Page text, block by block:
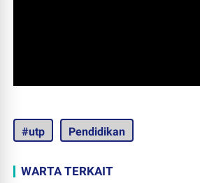
#utp Pendidikan
WARTA TERKAIT